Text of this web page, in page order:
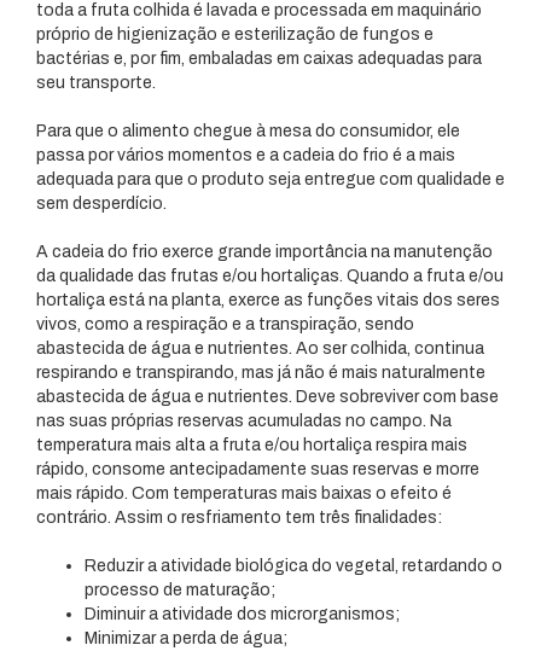
toda a fruta colhida é lavada e processada em maquinário
próprio de higienização e esterilização de fungos e
bactérias e, por fim, embaladas em caixas adequadas para
seu transporte.
Para que o alimento chegue à mesa do consumidor, ele
passa por vários momentos e a cadeia do frio é a mais
adequada para que o produto seja entregue com qualidade e
sem desperdício.
A cadeia do frio exerce grande importância na manutenção
da qualidade das frutas e/ou hortaliças. Quando a fruta e/ou
hortaliça está na planta, exerce as funções vitais dos seres
vivos, como a respiração e a transpiração, sendo
abastecida de água e nutrientes. Ao ser colhida, continua
respirando e transpirando, mas já não é mais naturalmente
abastecida de água e nutrientes. Deve sobreviver com base
nas suas próprias reservas acumuladas no campo. Na
temperatura mais alta a fruta e/ou hortaliça respira mais
rápido, consome antecipadamente suas reservas e morre
mais rápido. Com temperaturas mais baixas o efeito é
contrário. Assim o resfriamento tem três finalidades:
Reduzir a atividade biológica do vegetal, retardando o
processo de maturação;
Diminuir a atividade dos microrganismos;
Minimizar a perda de água;